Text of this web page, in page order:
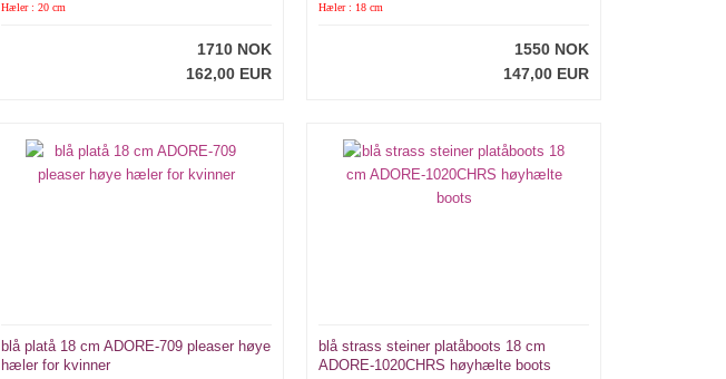
Hæler : 20 cm
1710 NOK
162,00 EUR
Hæler : 18 cm
1550 NOK
147,00 EUR
blå platå 18 cm ADORE-709 pleaser høye
hæler for kvinner
blå strass steiner platåboots 18 cm
ADORE-1020CHRS høyhælte boots